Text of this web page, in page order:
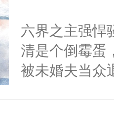
果之后，我
秋1v1双洁he
恳，受会恢复
笔，不喜左上
怕摔了。原来
终于明白了谁
晏天生没有痛
饭喂崽崽的
双手指骨修长
钱！就能有幸
吃的一样！！
六界之主强悍
清是个倒霉蛋
被未婚夫当众